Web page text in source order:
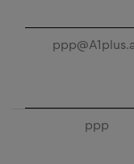
ppp